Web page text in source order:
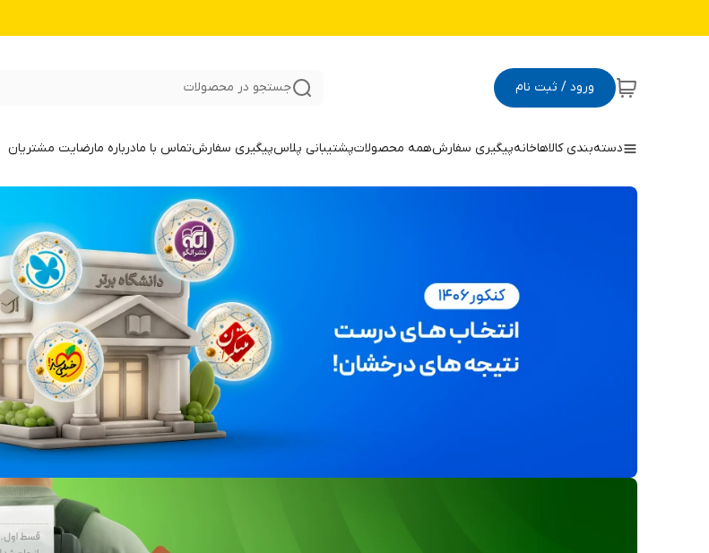
ورود / ثبت نام جستجو در محصولات
دسته‌بندی کالاهاخانهپیگیری سفارشهمه محصولاتپشتیبانی پلاسپیگیری سفارشتماس با مادرباره مارضایت مشتریان